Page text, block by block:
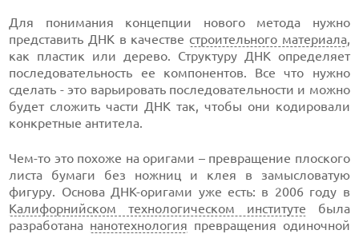
Для понимания концепции нового метода нужно
представить ДНК в качестве строительного материала,
как пластик или дерево. Структуру ДНК определяет
последовательность ее компонентов. Все что нужно
сделать - это варьировать последовательности и можно
будет сложить части ДНК так, чтобы они кодировали
конкретные антитела.
Чем-то это похоже на оригами – превращение плоского
листа бумаги без ножниц и клея в замысловатую
фигуру. Основа ДНК-оригами уже есть: в 2006 году в
Калифорнийском технологическом институте была
разработана нанотехнология превращения одиночной